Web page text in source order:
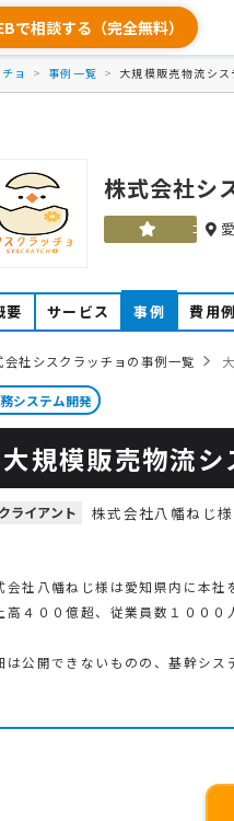
で相談する（完全無料）
ョ 事例一覧 大規模販売物流シ
株式会社シ
ゴール
要 サービス 事例 費用例
会社シスクラッチョの事例一覧
システム開発
大規模販売物流
クライアント 株式会社八幡ねじ様
会社八幡ねじ様は愛知県内に本社
高４００億超、従業員数１０００
は公開できないものの、基幹シス